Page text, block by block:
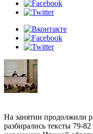
На занятии продолжили
разбирались тексты 79-